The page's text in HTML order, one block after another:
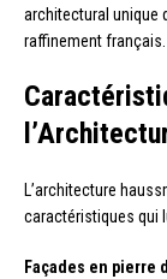
architectural unique
raffinement français.
L’architecture
caractéristiques qui
Façades en pierre